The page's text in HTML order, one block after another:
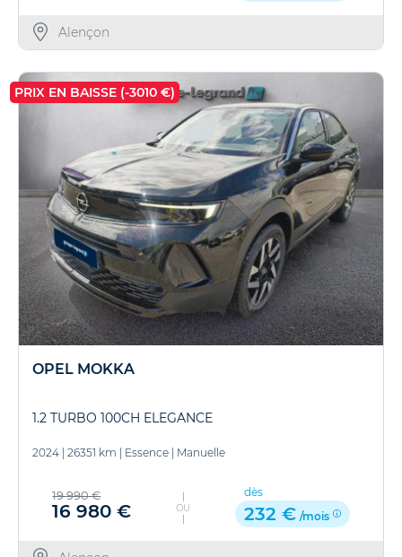
Alençon
PRIX EN BAISSE (-3010 €)
OPEL MOKKA
1.2 TURBO 100CH ELEGANCE
2024 26351 km Essence Manuelle
19 990 €
16 980 € OU
dès
232 € /mois